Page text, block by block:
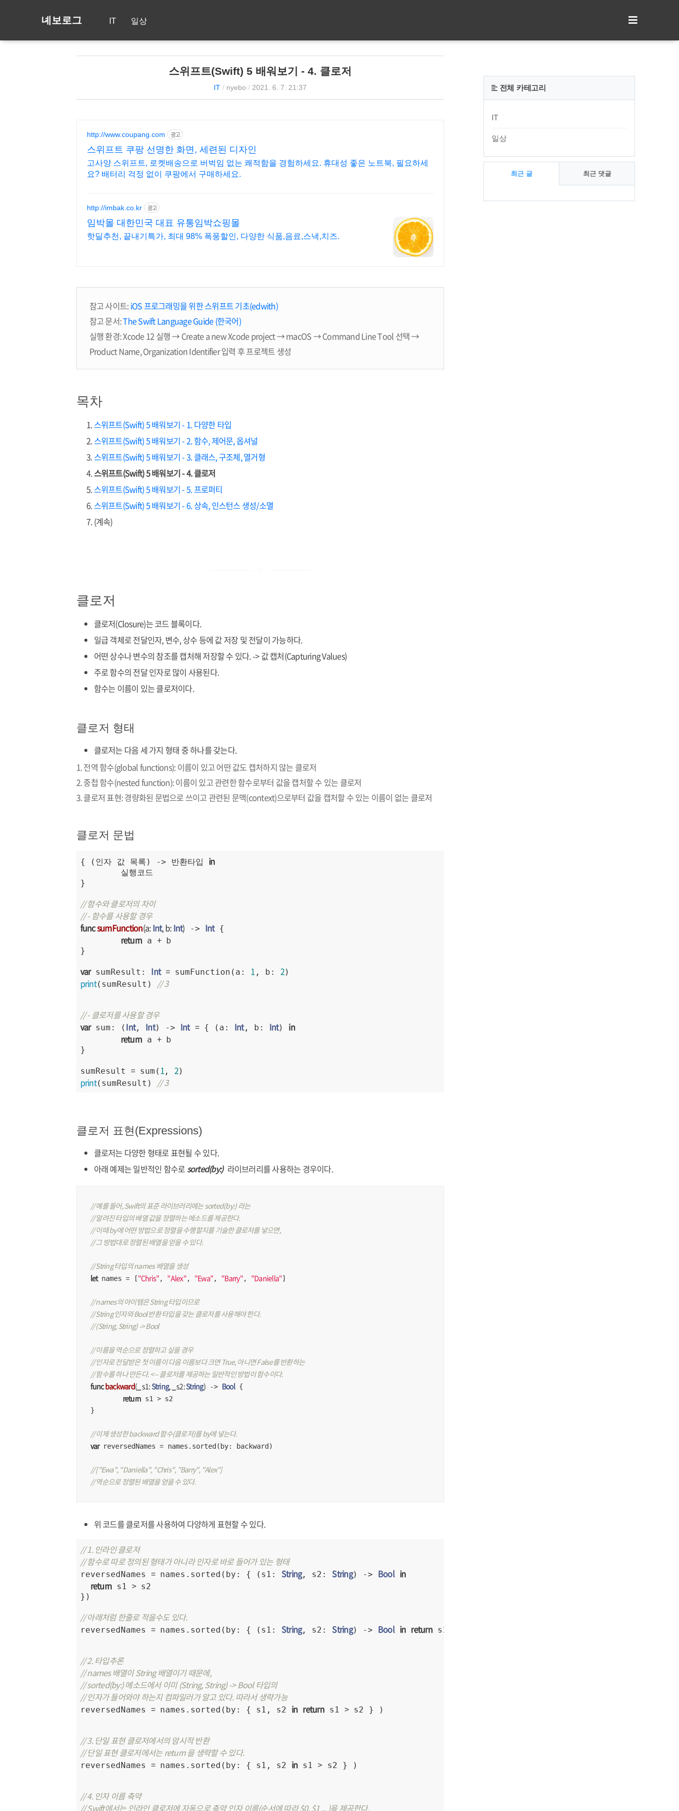
녜보로그 IT 일상
스위프트(Swift) 5 배워보기 - 4. 클로저
IT / nyebo / 2021. 6. 7. 21:37
http://www.coupang.com 광고
스위프트 쿠팡 선명한 화면, 세련된 디자인
고사양 스위프트, 로켓배송으로 버벅임 없는 쾌적함을 경험하세요. 휴대성 좋은 노트북, 필요하세
요? 배터리 걱정 없이 쿠팡에서 구매하세요.
http://imbak.co.kr 광고
임박몰 대한민국 대표 유통임박쇼핑몰
핫딜추천, 끝내기특가, 최대 98% 폭풍할인, 다양한 식품,음료,스낵,치즈.
참고 사이트:iOS 프로그래밍을 위한 스위프트 기초(edwith)
참고 문서:The Swift Language Guide (한국어)
실행 환경: Xcode 12 실행 → Create a new Xcode project → macOS → Command Line Tool 선택 →
Product Name, Organization Identifier 입력 후 프로젝트 생성
목차
스위프트(Swift) 5 배워보기 - 1. 다양한 타입
스위프트(Swift) 5 배워보기 - 2. 함수, 제어문, 옵셔널
스위프트(Swift) 5 배워보기 - 3. 클래스, 구조체, 열거형
스위프트(Swift) 5 배워보기 - 4. 클로저
스위프트(Swift) 5 배워보기 - 5. 프로퍼티
스위프트(Swift) 5 배워보기 - 6. 상속, 인스턴스 생성/소멸
(계속)
클로저
클로저(Closure)는 코드 블록이다.
일급 객체로 전달인자, 변수, 상수 등에 값 저장 및 전달이 가능하다.
어떤 상수나 변수의 참조를 캡처해 저장할 수 있다. -> 값 캡처(Capturing Values)
주로 함수의 전달 인자로 많이 사용된다.
함수는 이름이 있는 클로저이다.
클로저 형태
클로저는 다음 세 가지 형태 중 하나를 갖는다.
1. 전역 함수(global functions): 이름이 있고 어떤 값도 캡처하지 않는 클로저
2. 중첩 함수(nested function): 이름이 있고 관련한 함수로부터 값을 캡처할 수 있는 클로저
3. 클로저 표현: 경량화된 문법으로 쓰이고 관련된 문맥(context)으로부터 값을 캡처할 수 있는 이름이 없는 클로저
클로저 문법
{ (인자 값 목록) -> 반환타입 in
}
// 함수와 클로저의 차이
// - 함수를 사용할 경우
funcsumFunction(a: Int, b: Int) -> Int {
return a + b
}
var sumResult: Int = sumFunction(a: 1 , b: 2
print(sumResult) // 3
// - 클로저를 사용할 경우
var sum: ( Int, Int) -> Int = { (a: Int, b: Int) in
return a + b
}
sumResult = sum( 1 , 2
print(sumResult) // 3
클로저 표현(Expressions)
클로저는 다양한 형태로 표현될 수 있다.
아래 예제는 일반적인 함수로 sorted(by:) 라이브러리를 사용하는 경우이다.
// 예를 들어, Swift의 표준 라이브러리에는 sorted(by:) 라는
// 알려진 타입의 배열 값을 정렬하는 메소드를 제공한다.
// 이때 by에 어떤 방법으로 정렬을 수행할지를 기술한 클로저를 넣으면,
// 그 방법대로 정렬된 배열을 얻을 수 있다.
// String 타입의 names 배열을 생성
let names = ["Chris", "Alex", "Ewa", "Barry", "Daniella"]
// names의 아이템은 String 타입이므로
// String 인자와 Bool 반환 타입을 갖는 클로저를 사용해야 한다.
// (String, String) -> Bool
// 이름을 역순으로 정렬하고 싶을 경우
// 인자로 전달받은 첫 이름이 다음 이름보다 크면 True, 아니면 False를 반환하는
// 함수를 하나 만든다. <-- 클로저를 제공하는 일반적인 방법이 함수이다.
funcbackward( s1: String, s2: String) -> Bool {
return s1 > s2
}
// 이제 생성한 backward 함수(클로저)를 by에 넣는다.
var reversedNames = names.sorted(by: backward)
// ["Ewa", "Daniella", "Chris", "Barry", "Alex"]
// 역순으로 정렬된 배열을 얻을 수 있다.
위 코드를 클로저를 사용하여 다양하게 표현할 수 있다.
// 1. 인라인 클로저
// 함수로 따로 정의된 형태가 아니라 인자로 바로 들어가 있는 형태
reversedNames = names.sorted(by: { (s1: String, s2: String) -> Bool in
return s1 > s2
})
// 아래처럼 한줄로 적을수도 있다.
reversedNames = names.sorted(by: { (s1: String, s2: String) -> Bool in return s1
// 2. 타입추론
// names 배열이 String 배열이기 때문에,
// sorted(by:) 메소드에서 이미 (String, String) -> Bool 타입의
// 인자가 들어와야 하는지 컴파일러가 알고 있다. 따라서 생략가능
reversedNames = names.sorted(by: { s1, s2 in return s1 > s2 } )
// 3. 단일 표현 클로저에서의 암시적 반환
// 단일 표현 클로저에서는 return 을 생략할 수 있다.
reversedNames = names.sorted(by: { s1, s2 in s1 > s2 } )
// 4. 인자 이름 축약
// Swift에서는 인라인 클로저에 자동으로 축약 인자 이름(순서에 따라 $0, $1 ... )을 제공한다.
전체 카테고리
IT
일상
최근 글 최근 댓글
최